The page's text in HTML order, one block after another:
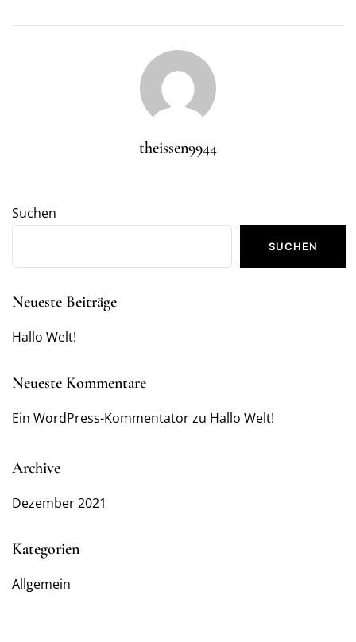
theissen9944
Suchen
SUCHEN
Neueste Beiträge
Hallo Welt!
Neueste Kommentare
Ein WordPress-Kommentatorzu Hallo Welt!
Archive
Dezember 2021
Kategorien
Allgemein